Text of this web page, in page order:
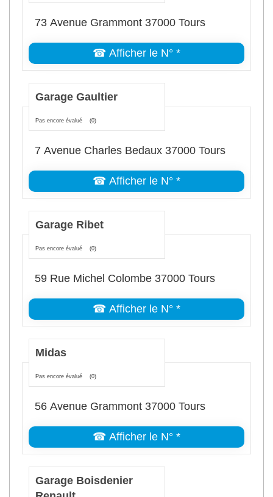
73 Avenue Grammont 37000 Tours
☎ Afficher le N° *
Garage Gaultier
Pas encore évalué (0)
7 Avenue Charles Bedaux 37000 Tours
☎ Afficher le N° *
Garage Ribet
Pas encore évalué (0)
59 Rue Michel Colombe 37000 Tours
☎ Afficher le N° *
Midas
Pas encore évalué (0)
56 Avenue Grammont 37000 Tours
☎ Afficher le N° *
Garage Boisdenier